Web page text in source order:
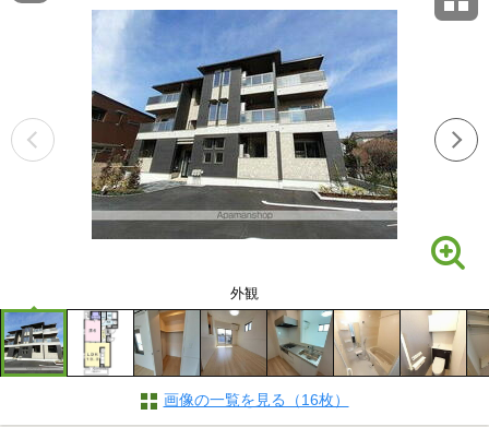
外観
画像の一覧を見る（16枚）